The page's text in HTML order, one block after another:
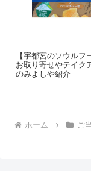
【宇都宮のソウル
お取り寄せやテイク
のみよしや紹介
ホーム ご